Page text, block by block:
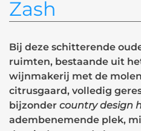
Zash
Bij deze schitterende
ruimten, bestaande uit
wijnmakerij met de
citrusgaard, volledig
bijzonder country design
adembenemende plek,